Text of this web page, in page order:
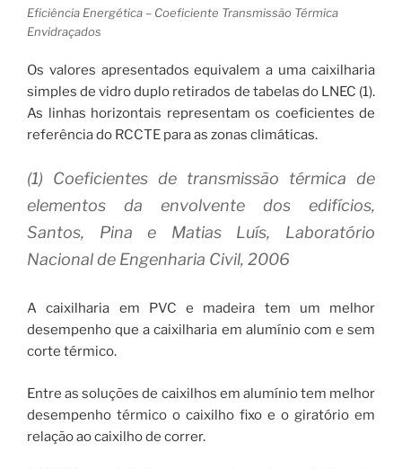
Eficiência Energética – Coeficiente Transmissão Térmica
Envidraçados
Os valores apresentados equivalem a uma caixilharia
simples de vidro duplo retirados de tabelas do LNEC (1).
As linhas horizontais representam os coeficientes de
referência do RCCTE para as zonas climáticas.
(1) Coeficientes de transmissão térmica de
elementos da envolvente dos edifícios,
Santos, Pina e Matias Luís, Laboratório
Nacional de Engenharia Civil, 2006
A caixilharia em PVC e madeira tem um melhor
desempenho que a caixilharia em alumínio com e sem
corte térmico.
Entre as soluções de caixilhos em alumínio tem melhor
desempenho térmico o caixilho fixo e o giratório em
relação ao caixilho de correr.